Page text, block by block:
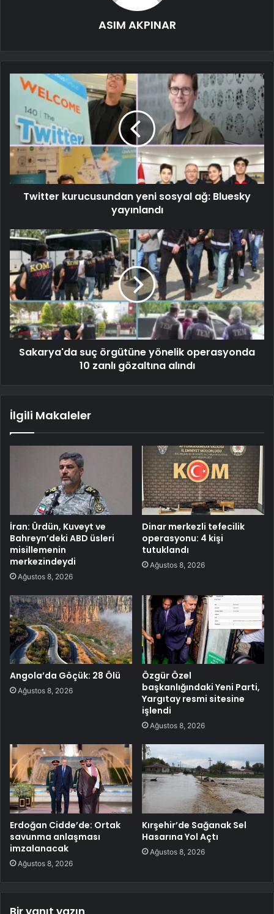
ASIM AKPINAR
Twitter kurucusundan yeni sosyal ağ: Bluesky
yayınlandı
Sakarya'da suç örgütüne yönelik operasyonda
10 zanlı gözaltına alındı
İlgili Makaleler
İran: Ürdün, Kuveyt ve
Bahreyn’deki ABD üsleri
misillemenin
merkezindeydi
Ağustos 8, 2026
Dinar merkezli tefecilik
operasyonu: 4 kişi
tutuklandı
Ağustos 8, 2026
Angola’da Göçük: 28 Ölü
Ağustos 8, 2026
Özgür Özel
başkanlığındaki Yeni Parti,
Yargıtay resmi sitesine
işlendi
Ağustos 8, 2026
Erdoğan Cidde’de: Ortak
savunma anlaşması
imzalanacak
Ağustos 8, 2026
Kırşehir’de Sağanak Sel
Hasarına Yol Açtı
Ağustos 8, 2026